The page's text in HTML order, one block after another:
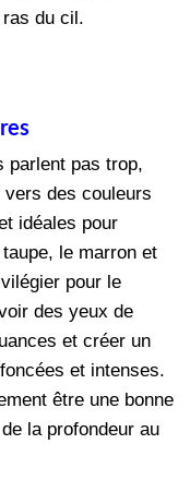
du cil.
parlent pas trop,
des couleurs
idéales pour
le marron et
pour le
des yeux de
et créer un
et intenses.
être une bonne
la profondeur au